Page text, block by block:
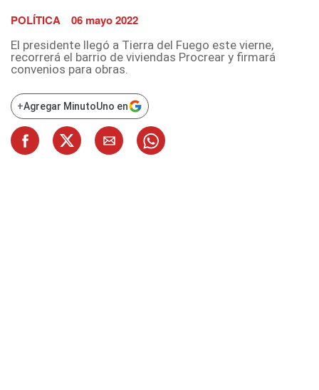
POLÍTICA 06 mayo 2022
El presidente llegó a Tierra del Fuego este vierne,
recorrerá el barrio de viviendas Procrear y firmará
convenios para obras.
+Agregar MinutoUno en